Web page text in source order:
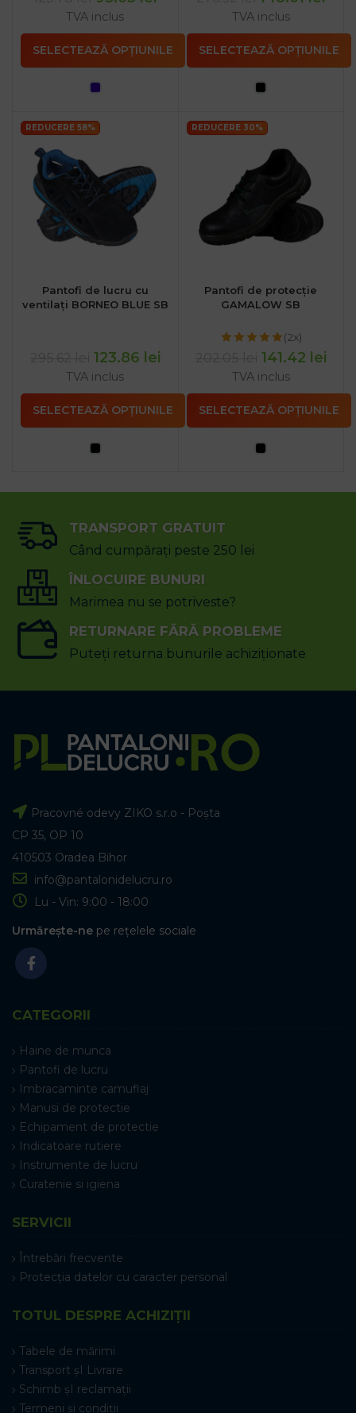
TVA inclus
SELECTEAZĂ OPȚIUNILE
TVA inclus
SELECTEAZĂ OPȚIUNILE
REDUCERE 58%
Pantofi de lucru cu
ventilați BORNEO BLUE SB
123.86 lei
TVA inclus
SELECTEAZĂ OPȚIUNILE
REDUCERE 30%
Pantofi de protecție
GAMALOW SB
(2x)
141.42 lei
TVA inclus
SELECTEAZĂ OPȚIUNILE
TRANSPORT GRATUIT
Când cumpărați peste 250 lei
ÎNLOCUIRE BUNURI
Marimea nu se potriveste?
RETURNARE FĂRĂ PROBLEME
Puteți returna bunurile achiziționate
Pracovné odevy ZIKO s.r.o - Poșta
CP 35, OP 10
410503 Oradea Bihor
info@pantalonidelucru.ro
Lu - Vin: 9:00 - 18:00
Urmărește-ne pe rețelele sociale
CATEGORII
Haine de munca
Pantofi de lucru
Imbracaminte camuflaj
Manusi de protectie
Echipament de protectie
Indicatoare rutiere
Instrumente de lucru
Curatenie si igiena
SERVICII
Întrebări frecvente
Protecția datelor cu caracter personal
TOTUL DESPRE ACHIZIȚII
Tabele de mărimi
Transport șI Livrare
Schimb șI reclamații
Termeni și condiții